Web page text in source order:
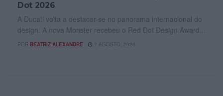
Dot 2026
A Ducati volta a destacar-se no panorama internacional do
design. A nova Monster recebeu o Red Dot Design Award...
POR BEATRIZ ALEXANDRE 7 AGOSTO, 2026